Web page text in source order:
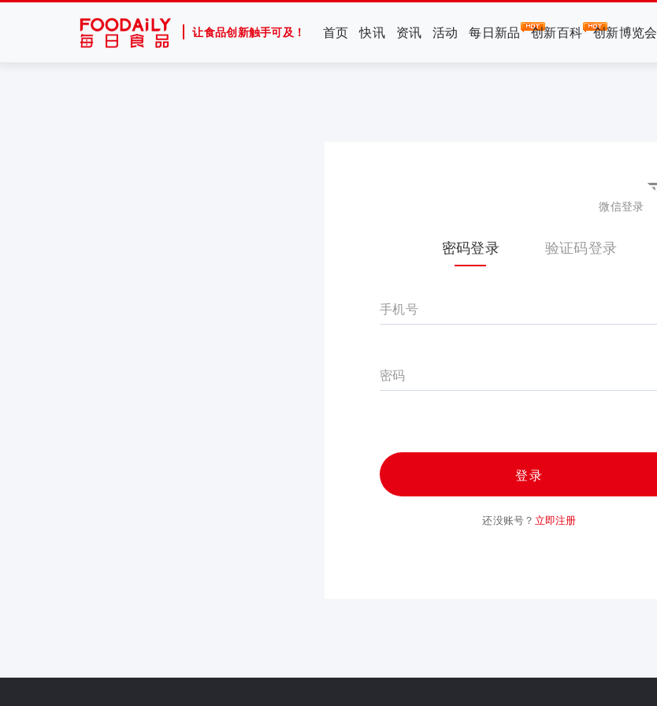
让食品创新触手可及！ 首页 快讯 资讯 活动 每日新品 创新百科 创新博览会
微信登录
密码登录 验证码登录
手机号
密码
登录
还没账号？ 立即注册